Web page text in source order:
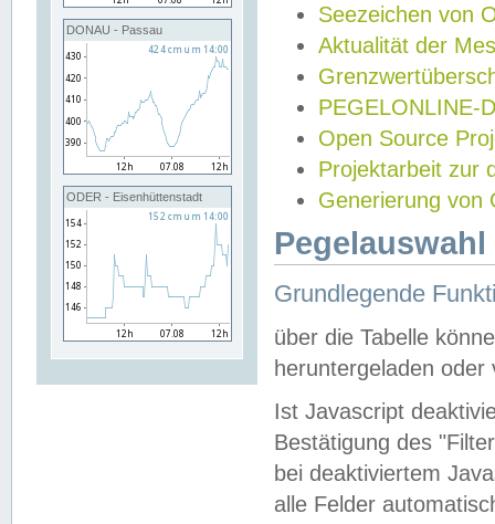
DONAU - Passau
ODER - Eisenhüttenstadt
Seezeichen von
Aktualität der
PEGELONLINE-
Open Source
Projektarbeit zur
Generierung von
Grundlegende
über die Tabelle
heruntergeladen oder
Ist Javascript
Bestätigung des
bei deaktiviertem
alle Felder